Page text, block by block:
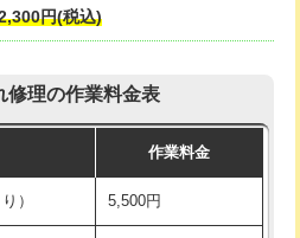
㎝まで）
） 38,500円
38,500円
ップ
22,000円+材料費
円(税込)
修理の作業料金表
作業料金
） 5,500円